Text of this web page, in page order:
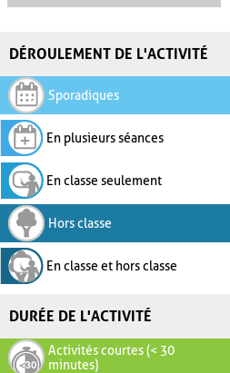
DÉROULEMENT DE L'ACTIVITÉ
Sporadiques
En plusieurs séances
En classe seulement
Hors classe
En classe et hors classe
DURÉE DE L'ACTIVITÉ
Activités courtes (< 30
minutes)